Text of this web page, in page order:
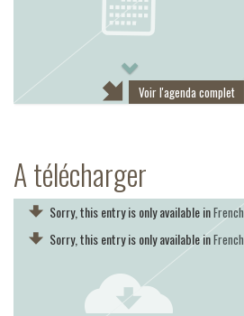
Voir l'agenda complet
A télécharger
Sorry, this entry is only available inFrench
Sorry, this entry is only available inFrench